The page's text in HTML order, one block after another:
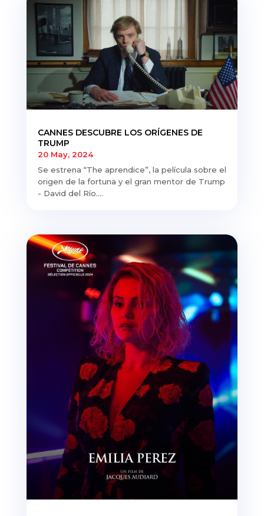
CANNES DESCUBRE LOS ORÍGENES DE
TRUMP
20 May, 2024
Se estrena “The aprendice”, la película sobre el
origen de la fortuna y el gran mentor de Trump
- David del Río....